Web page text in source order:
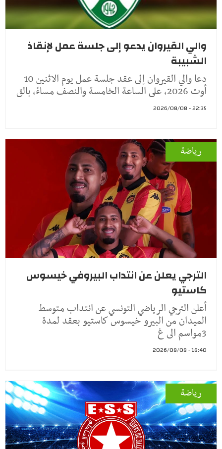
والي القيروان يدعو إلى جلسة عمل لإنقاذ
الشبيبة
دعا والي القيروان إلى عقد جلسة عمل يوم الاثنين 10
أوت 2026، على الساعة الخامسة والنصف مساءً، بالق
22:35 - 2026/08/08
رياضة
الترجي يعلن عن انتداب البيروفي خيسوس
كاستيو
أعلن الترجي الرياضي التونسي عن انتداب متوسط
الميدان من البيرو خيسوس كاستيو بعقد لمدة
3مواسم الى غ
18:40 - 2026/08/08
رياضة